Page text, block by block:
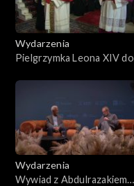
Wydarzenia
Pielgrzymka Leona XIV do
Wydarzenia
Wywiad z Abdulrazakiem